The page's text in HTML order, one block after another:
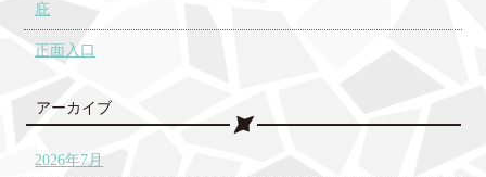
庇
正面入口
アーカイブ
2026年7月